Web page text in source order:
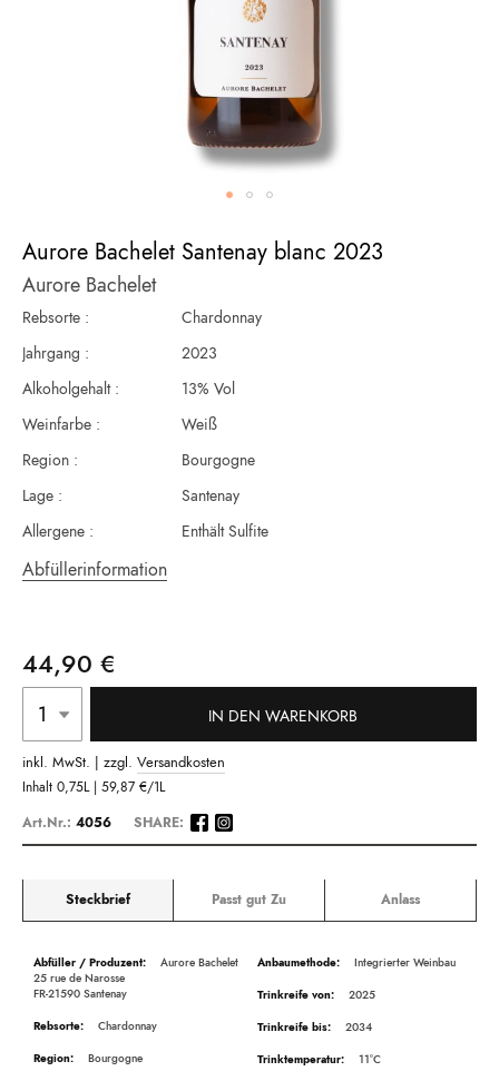
Aurore Bachelet Santenay blanc 2023
Aurore Bachelet
Rebsorte :
Chardonnay
Jahrgang :
2023
Alkoholgehalt :
13% Vol
Weinfarbe :
Weiß
Region :
Bourgogne
Lage :
Santenay
Allergene :
Enthält Sulfite
Abfüllerinformation
44,90 €
IN DEN WARENKORB
inkl. MwSt. | zzgl. Versandkosten
Inhalt 0,75L | 59,87 €/1L
Anfang
der
Bildergalerie
springen
Art.Nr.: 4056 SHARE:
Steckbrief Passt gut Zu Anlass
Beschreibung
Aurore Bachelet
25 rue de Narosse
FR-21590 Santenay
Chardonnay
Bourgogne
Integrierter Weinbau
2025
2034
11°C